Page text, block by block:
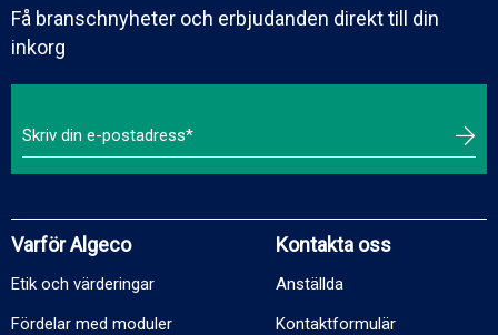
Få branschnyheter och erbjudanden direkt till din
inkorg
Varför Algeco
Etik och värderingar
Fördelar med moduler
Kontakta oss
Anställda
Kontaktformulär